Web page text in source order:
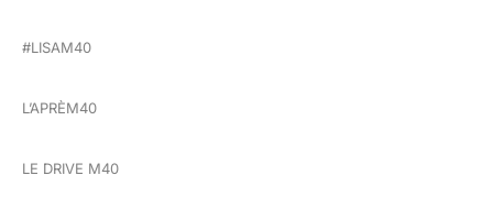
#LISAM40
L’APRÈM40
LE DRIVE M40